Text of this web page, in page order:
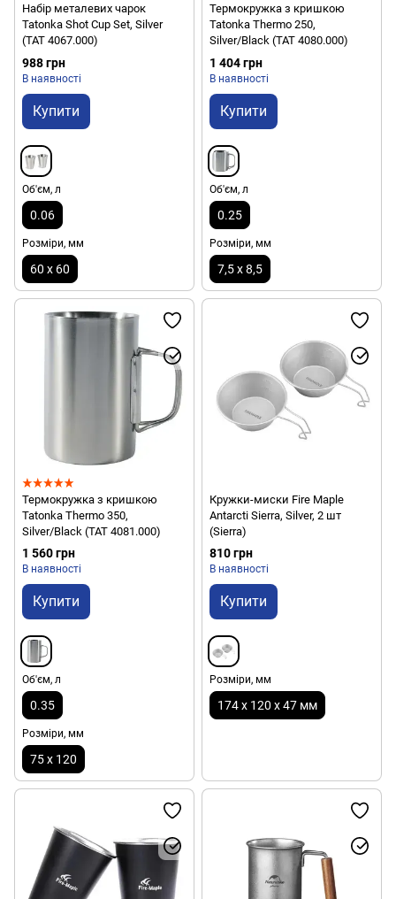
Набір металевих чарок
Tatonka Shot Cup Set, Silver
(TAT 4067.000)
988 грн
В наявності
Купити
Об'єм, л
0.06
Розміри, мм
60 х 60
Термокружка з кришкою
Tatonka Thermo 250,
Silver/Black (TAT 4080.000)
1 404 грн
В наявності
Купити
Об'єм, л
0.25
Розміри, мм
7,5 х 8,5
Термокружка з кришкою
Tatonka Thermo 350,
Silver/Black (TAT 4081.000)
1 560 грн
В наявності
Купити
Об'єм, л
0.35
Розміри, мм
75 х 120
Кружки-миски Fire Maple
Antarcti Sierra, Silver, 2 шт
(Sierra)
810 грн
В наявності
Купити
Розміри, мм
174 х 120 х 47 мм